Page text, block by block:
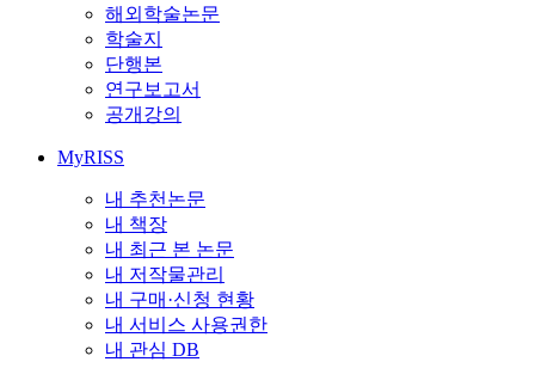
해외학술논문
학술지
단행본
연구보고서
공개강의
MyRISS
내 추천논문
내 책장
내 최근 본 논문
내 저작물관리
내 구매·신청 현황
내 서비스 사용권한
내 관심 DB